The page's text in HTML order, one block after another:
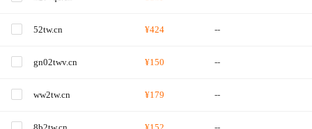
52tw.cn ¥424 --
gn02twv.cn ¥150 --
ww2tw.cn ¥179 --
8b2tw.cn ¥152 --